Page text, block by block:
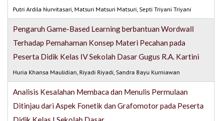
Putri Ardila Nurvitasari, Matsuri Matsuri Matsuri, Septi Triyani Triyani
Pengaruh Game-Based Learning berbantuan Wordwall
Terhadap Pemahaman Konsep Materi Pecahan pada
Peserta Didik Kelas IV Sekolah Dasar Gugus R.A. Kartini
Huria Khansa Maulidian, Riyadi Riyadi, Sandra Bayu Kurniawan
Analisis Kesalahan Membaca dan Menulis Permulaan
Ditinjau dari Aspek Fonetik dan Grafomotor pada Peserta